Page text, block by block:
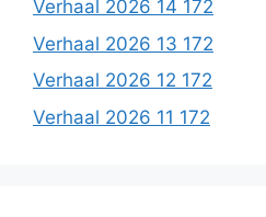
Verhaal 2026 14 172
Verhaal 2026 13 172
Verhaal 2026 12 172
Verhaal 2026 11 172